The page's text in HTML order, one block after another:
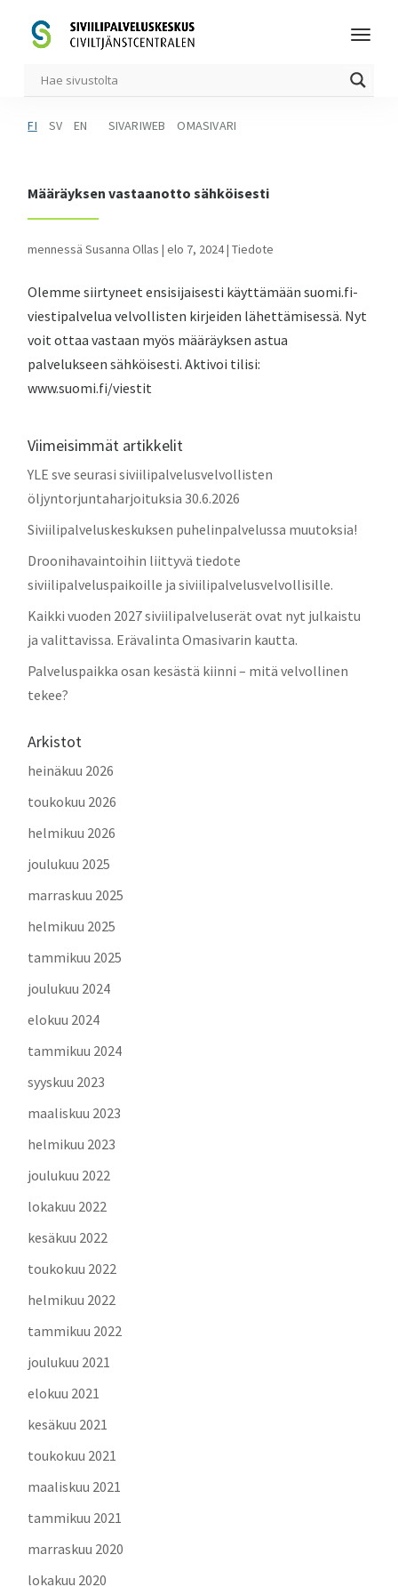
FI SV EN SIVARIWEB OMASIVARI
Määräyksen vastaanotto sähköisesti
mennessäSusanna Ollas |elo 7, 2024|Tiedote
Olemme siirtyneet ensisijaisesti käyttämään suomi.fi-
viestipalvelua velvollisten kirjeiden lähettämisessä. Nyt
voit ottaa vastaan myös määräyksen astua
palvelukseen sähköisesti. Aktivoi tilisi:
www.suomi.fi/viestit
Viimeisimmät artikkelit
YLE sve seurasi siviilipalvelusvelvollisten
öljyntorjuntaharjoituksia 30.6.2026
Siviilipalveluskeskuksen puhelinpalvelussa muutoksia!
Droonihavaintoihin liittyvä tiedote
siviilipalveluspaikoille ja siviilipalvelusvelvollisille.
Kaikki vuoden 2027 siviilipalveluserät ovat nyt julkaistu
ja valittavissa. Erävalinta Omasivarin kautta.
Palveluspaikka osan kesästä kiinni – mitä velvollinen
tekee?
Arkistot
heinäkuu 2026
toukokuu 2026
helmikuu 2026
joulukuu 2025
marraskuu 2025
helmikuu 2025
tammikuu 2025
joulukuu 2024
elokuu 2024
tammikuu 2024
syyskuu 2023
maaliskuu 2023
helmikuu 2023
joulukuu 2022
lokakuu 2022
kesäkuu 2022
toukokuu 2022
helmikuu 2022
tammikuu 2022
joulukuu 2021
elokuu 2021
kesäkuu 2021
toukokuu 2021
maaliskuu 2021
tammikuu 2021
marraskuu 2020
lokakuu 2020